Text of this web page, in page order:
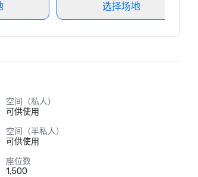
选择场地
空间（私人）
可供使用
空间（半私人）
可供使用
座位数
1,500